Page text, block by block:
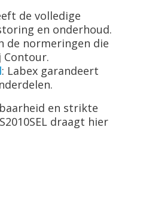
de volledige
en onderhoud.
de normeringen die
Contour.
: Labex garandeert
en strikte
draagt hier